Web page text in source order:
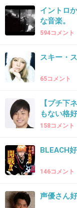
36. 匿名2014/09/26(金) 23:49:11
シーズン1をみて
けど、シーズン2、
37. 匿名2014/09/26(金) 23:57:53
ウォーキング
ジェシーは悪
で大好きでした(
り、イライラ
イントロ
な音楽。
594コメント
スキー・
65コメント
【プチ下
もない格
158コメント
BLEACH
146コメント
声優さん